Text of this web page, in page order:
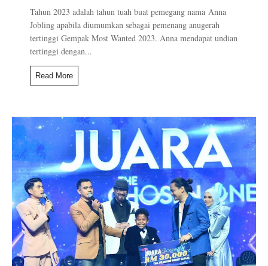
Tahun 2023 adalah tahun tuah buat pemegang nama Anna
Jobling apabila diumumkan sebagai pemenang anugerah
tertinggi Gempak Most Wanted 2023. Anna mendapat undian
tertinggi dengan...
Read More